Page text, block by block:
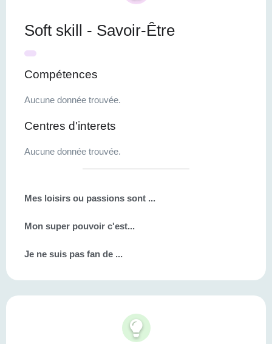
Soft skill - Savoir-Être
Compétences
Aucune donnée trouvée.
Centres d'interets
Aucune donnée trouvée.
Mes loisirs ou passions sont ...
Mon super pouvoir c'est...
Je ne suis pas fan de ...